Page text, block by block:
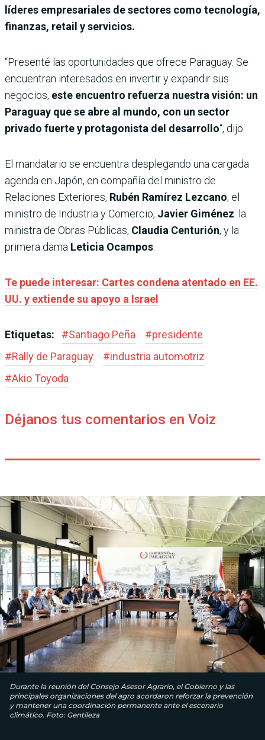
líderes empresariales de sectores como tecnología,
finanzas, retail y servicios.
“Presenté las oportunidades que ofrece Paraguay. Se
encuentran interesados en invertir y expandir sus
negocios, este encuentro refuerza nuestra visión: un
Paraguay que se abre al mundo, con un sector
privado fuerte y protagonista del desarrollo“, dijo.
El mandatario se encuentra desplegando una cargada
agenda en Japón, en compañía del ministro de
Relaciones Exteriores, Rubén Ramírez Lezcano; el
ministro de Industria y Comercio, Javier Giménez: la
ministra de Obras Públicas, Claudia Centurión, y la
primera dama Leticia Ocampos
Te puede interesar: Cartes condena atentado en EE.
UU. y extiende su apoyo a Israel
Etiquetas: #Santiago Peña #presidente
#Rally de Paraguay #industria automotriz
#Akio Toyoda
Déjanos tus comentarios en Voiz
Durante la reunión del Consejo Asesor Agrario, el Gobierno y las
principales organizaciones del agro acordaron reforzar la prevención
y mantener una coordinación permanente ante el escenario
climático. Foto: Gentileza